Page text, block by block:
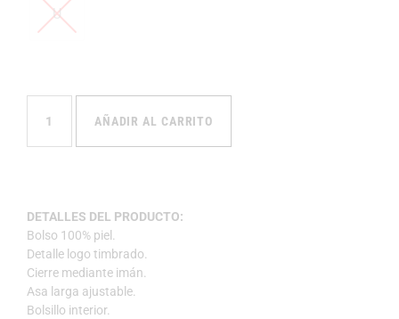
U
AÑADIR AL CARRITO
DETALLES DEL PRODUCTO:
Bolso 100% piel.
Detalle logo timbrado.
Cierre mediante imán.
Asa larga ajustable.
Bolsillo interior.